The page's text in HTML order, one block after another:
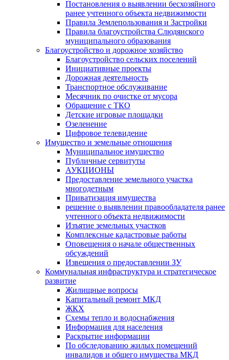
Постановления о выявлении бесхозяйного
ранее учтенного объекта недвижимости
Правила Землепользования и Застройки
Правила благоустройства Слюдянского
муниципального образования
Благоустройство и дорожное хозяйство
Благоустройство сельских поселений
Инициативные проекты
Дорожная деятельность
Транспортное обслуживание
Месячник по очистке от мусора
Обращение с ТКО
Детские игровые площадки
Озеленение
Цифровое телевидение
Имущество и земельные отношения
Муниципальное имущество
Публичные сервитуты
АУКЦИОНЫ
Предоставление земельного участка
многодетным
Приватизация имущества
решение о выявлении правообладателя ранее
учтенного объекта недвижимости
Изъятие земельных участков
Комплексные кадастровые работы
Оповещения о начале общественных
обсуждений
Извещения о предоставлении ЗУ
Коммунальная инфраструктура и стратегическое
развитие
Жилищные вопросы
Капитальный ремонт МКД
ЖКХ
Схемы тепло и водоснабжения
Информация для населения
Раскрытие информации
По обследованию жилых помещений
инвалидов и общего имущества МКД